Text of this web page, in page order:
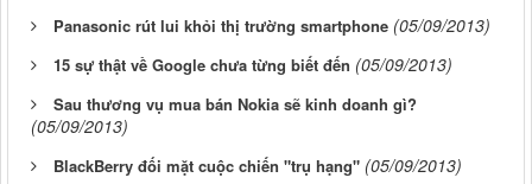
Panasonic rút lui khỏi thị trường smartphone (05/09/2013)
15 sự thật về Google chưa từng biết đến (05/09/2013)
Sau thương vụ mua bán Nokia sẽ kinh doanh gì?
(05/09/2013)
BlackBerry đối mặt cuộc chiến "trụ hạng" (05/09/2013)